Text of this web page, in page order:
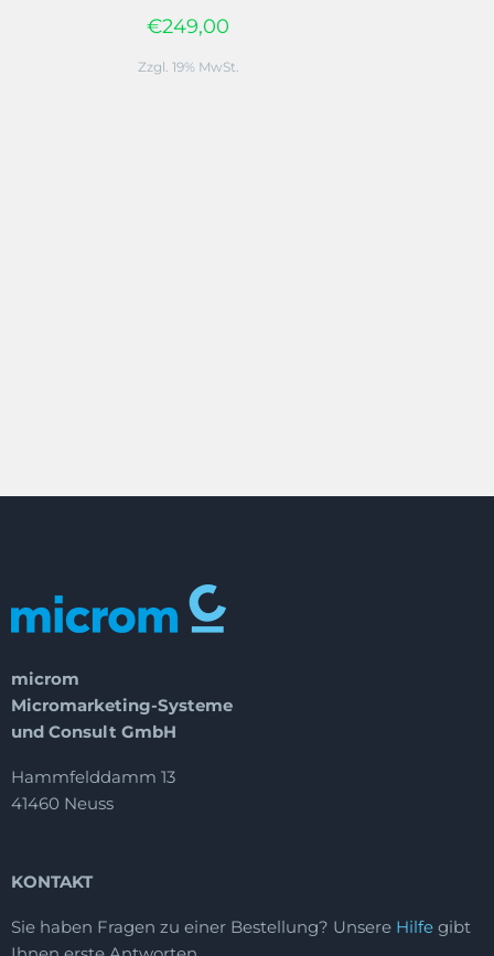
€249,00
Zzgl. 19% MwSt.
microm
Micromarketing-Systeme
und Consult GmbH
Hammfelddamm 13
41460 Neuss
KONTAKT
Sie haben Fragen zu einer Bestellung? Unsere Hilfe gibt